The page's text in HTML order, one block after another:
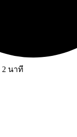
2 นาที